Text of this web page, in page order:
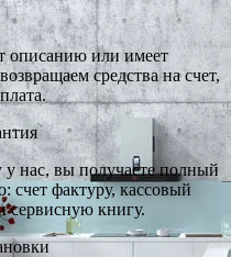
описанию или имеет
средства на счет,
нас, вы получаете полный
счет фактуру, кассовый
сервисную книгу.